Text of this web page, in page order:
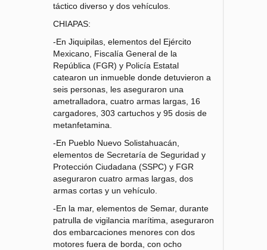
táctico diverso y dos vehículos.
CHIAPAS:
-En Jiquipilas, elementos del Ejército
Mexicano, Fiscalía General de la
República (FGR) y Policía Estatal
catearon un inmueble donde detuvieron a
seis personas, les aseguraron una
ametralladora, cuatro armas largas, 16
cargadores, 303 cartuchos y 95 dosis de
metanfetamina.
-En Pueblo Nuevo Solistahuacán,
elementos de Secretaría de Seguridad y
Protección Ciudadana (SSPC) y FGR
aseguraron cuatro armas largas, dos
armas cortas y un vehículo.
-En la mar, elementos de Semar, durante
patrulla de vigilancia marítima, aseguraron
dos embarcaciones menores con dos
motores fuera de borda, con ocho